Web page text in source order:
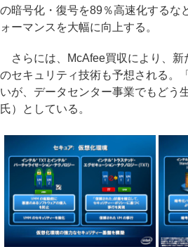
の暗号化・復号を89％高速化するな
ォーマンスを大幅に向上する。
さらには、McAfee買収により、新
のセキュリティ技術も予想される。
いが、データセンター事業でもどう
氏）としている。